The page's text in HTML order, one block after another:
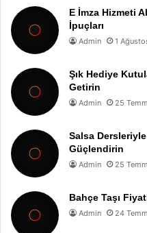
E İmza Hizmeti
İpuçları
Admin 1
Şık Hediye
Getirin
Admin 25
Salsa
Güçlendirin
Admin 25
Bahçe Taşı
Admin 24